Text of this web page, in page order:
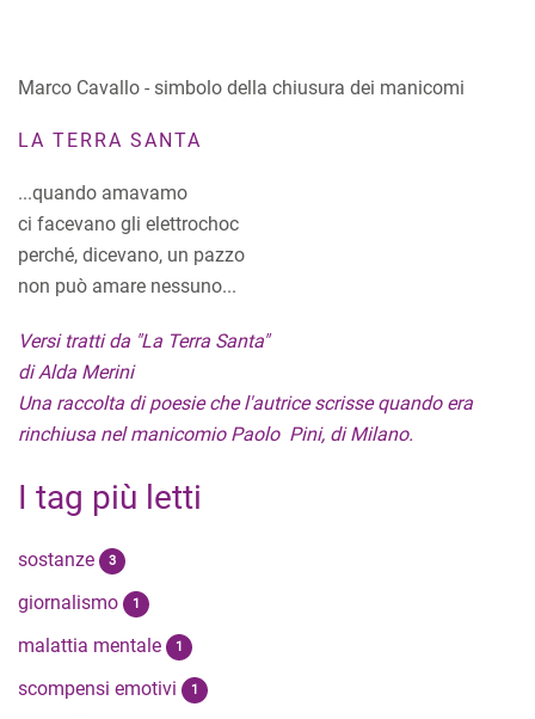
Marco Cavallo - simbolo della chiusura dei manicomi
LA TERRA SANTA
...quando amavamo
ci facevano gli elettrochoc
perché, dicevano, un pazzo
non può amare nessuno...
Versi tratti da "La Terra Santa"
di Alda Merini
Una raccolta di poesie che l'autrice scrisse quando era
rinchiusa nel manicomio Paolo Pini, di Milano.
I tag più letti
sostanze 3
giornalismo 1
malattia mentale 1
scompensi emotivi 1